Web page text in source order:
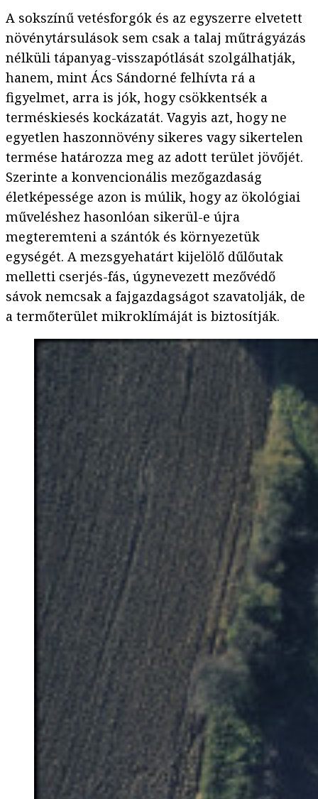
A sokszínű vetésforgók és az egyszerre elvetett
növénytársulások sem csak a talaj műtrágyázás
nélküli tápanyag-visszapótlását szolgálhatják,
hanem, mint Ács Sándorné felhívta rá a
figyelmet, arra is jók, hogy csökkentsék a
terméskiesés kockázatát. Vagyis azt, hogy ne
egyetlen haszonnövény sikeres vagy sikertelen
termése határozza meg az adott terület jövőjét.
Szerinte a konvencionális mezőgazdaság
életképessége azon is múlik, hogy az ökológiai
műveléshez hasonlóan sikerül-e újra
megteremteni a szántók és környezetük
egységét. A mezsgyehatárt kijelölő dűlőutak
melletti cserjés-fás, úgynevezett mezővédő
sávok nemcsak a fajgazdagságot szavatolják, de
a termőterület mikroklímáját is biztosítják.